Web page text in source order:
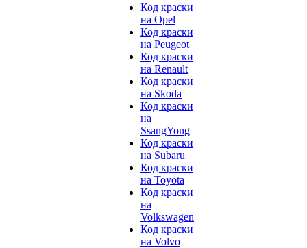
Код краски
на Opel
Код краски
на Peugeot
Код краски
на Renault
Код краски
на Skoda
Код краски
на
SsangYong
Код краски
на Subaru
Код краски
на Toyota
Код краски
на
Volkswagen
Код краски
на Volvo